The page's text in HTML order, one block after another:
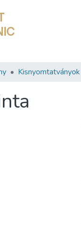
Kisnyomtatványok